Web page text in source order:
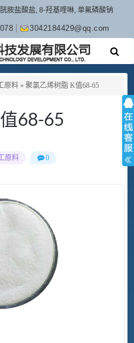
胺盐酸盐, 8-羟基喹啉, 单氟磷酸钠
3042184429@qq.com
原料 » 聚氯乙烯树脂 K值68-65
68-65
原料 0